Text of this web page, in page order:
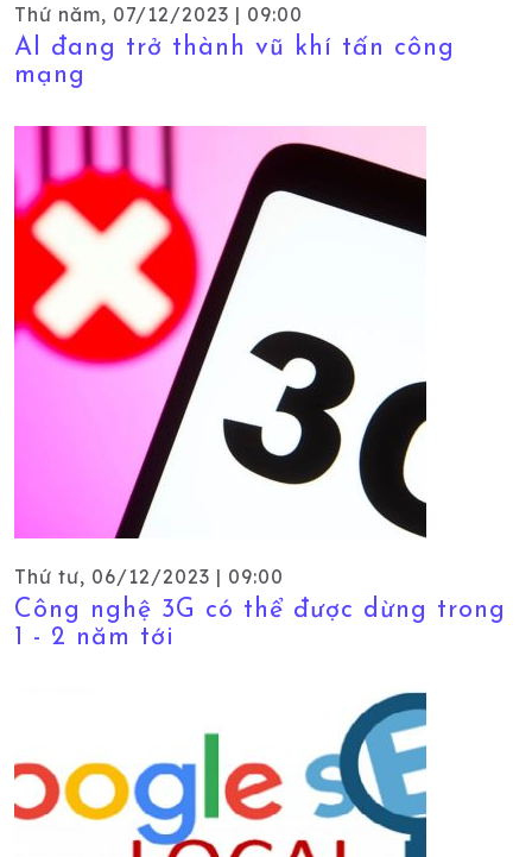
Thứ năm, 07/12/2023 | 09:00
AI đang trở thành vũ khí tấn công
mạng
Thứ tư, 06/12/2023 | 09:00
Công nghệ 3G có thể được dừng trong
1 - 2 năm tới